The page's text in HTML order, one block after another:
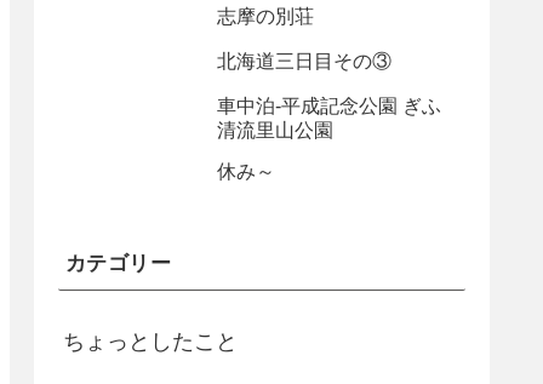
志摩の別荘
北海道三日目その③
車中泊-平成記念公園 ぎふ
清流里山公園
休み～
カテゴリー
ちょっとしたこと